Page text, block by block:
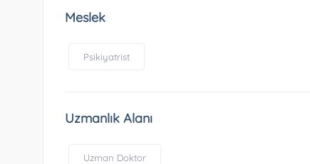
Meslek
Psikiyatrist
Uzmanlık Alanı
Uzman Doktor